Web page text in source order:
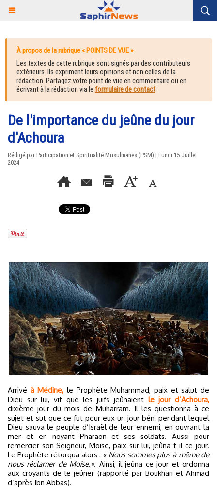
À propos de la rubrique « POINTS DE VUE »
Les textes de cette rubrique sont signés par des contributeurs
extérieurs. Ils expriment leurs opinions et non celles de la
rédaction. Partagez votre point de vue en commentaire ou en
écrivant à la rédaction via le formulaire de contact.
De l'importance du jeûne du jour
d'Achoura
Rédigé par Participation et Spiritualité Musulmanes (PSM) | Lundi 15 Juillet
2024
Arrivé à Médine, le Prophète Muhammad, paix et salut de
Dieu sur lui, vit que les juifs jeûnaient le jour d’Achoura,
dixième jour du mois de Muharram. Il les questionna à ce
sujet et sut que ce fut pour eux un jour béni pendant lequel
Dieu sauva le peuple d’Israël de leur ennemi, en ouvrant la
mer et en noyant Pharaon et ses soldats. Aussi pour
remercier son Seigneur, Moise, paix sur lui, jeûna-t-il ce jour.
Le Prophète rétorqua alors : « Nous sommes plus à même de
nous réclamer de Moïse.». Ainsi, il jeûna ce jour et ordonna
aux croyants de le jeûner (rapporté par Boukhari et Ahmad
d’après Ibn Abbas).